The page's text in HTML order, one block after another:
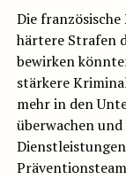
Die
härtere Strafen
bewirken
stärkere
mehr in den
überwachen